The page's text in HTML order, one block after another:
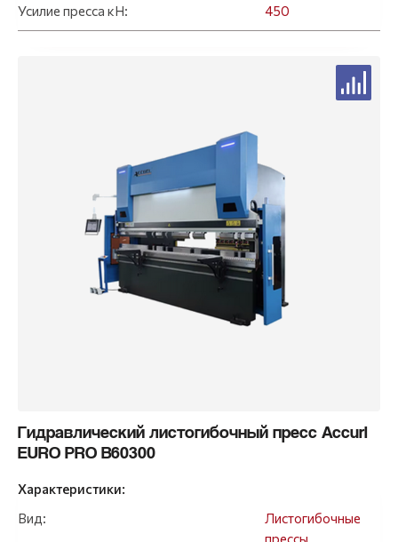
Усилие пресса кН: 450
Гидравлический листогибочный пресс Accurl
EURO PRO B60300
Характеристики:
Вид:
Листогибочные
прессы